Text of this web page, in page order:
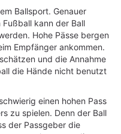
Ballsport. Genauer
kann der Ball
Hohe Pässe bergen
Empfänger ankommen.
und die Annahme
die Hände nicht benutzt
einen hohen Pass
zu spielen. Denn der Ball
der Passgeber die